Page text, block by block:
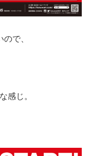
で、
感じ。